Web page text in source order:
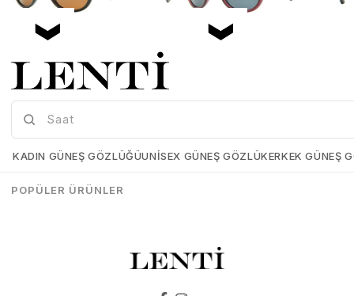
Mia-Maria-OF127-C2-56 Mia-Maria-OF126-C3-56
KADIN GÜNEŞ GÖZLÜĞÜUNISEX GÜNEŞ GÖZLÜKERKEK GÜNEŞ
POPÜLER ÜRÜNLER